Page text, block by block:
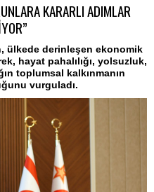
KARARLI ADIMLAR
ülkede derinleşen ekonomik
hayat pahalılığı, yolsuzluk,
toplumsal kalkınmanın
vurguladı.